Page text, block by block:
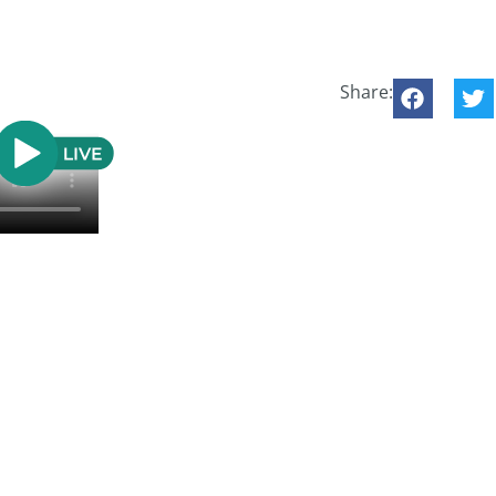
Share: